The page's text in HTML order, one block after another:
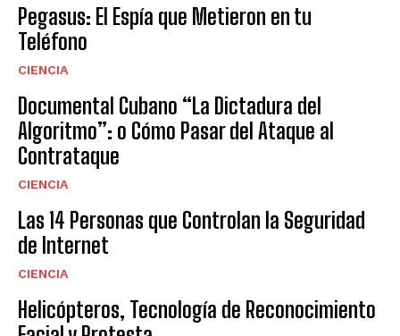
Pegasus: El Espía que Metieron en tu
Teléfono
CIENCIA
Documental Cubano “La Dictadura del
Algoritmo”: o Cómo Pasar del Ataque al
Contrataque
CIENCIA
Las 14 Personas que Controlan la Seguridad
de Internet
CIENCIA
Helicópteros, Tecnología de Reconocimiento